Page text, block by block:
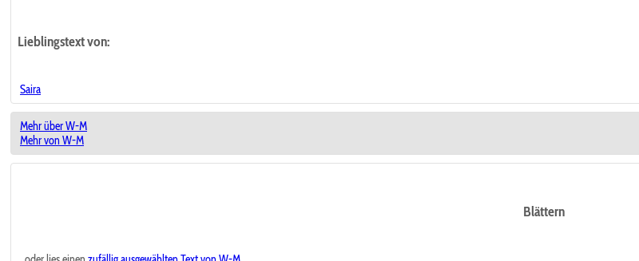
Lieblingstextvon:
Saira
Mehr über W-M
Mehr von W-M
Blättern